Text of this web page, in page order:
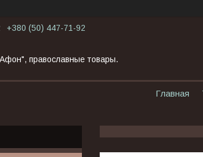
+380 (50) 447-71-92
православные товары.
Главная